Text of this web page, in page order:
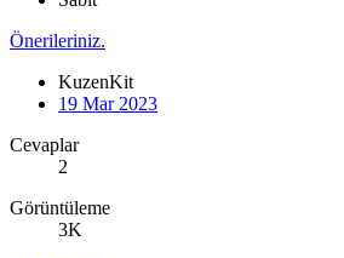
Önerileriniz.
KuzenKit
19 Mar 2023
Cevaplar
2
Görüntüleme
3K